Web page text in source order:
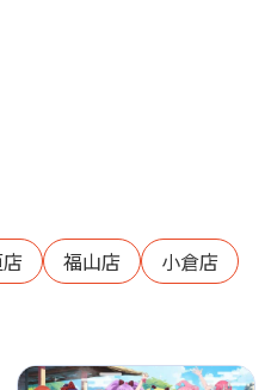
福山店 小倉店